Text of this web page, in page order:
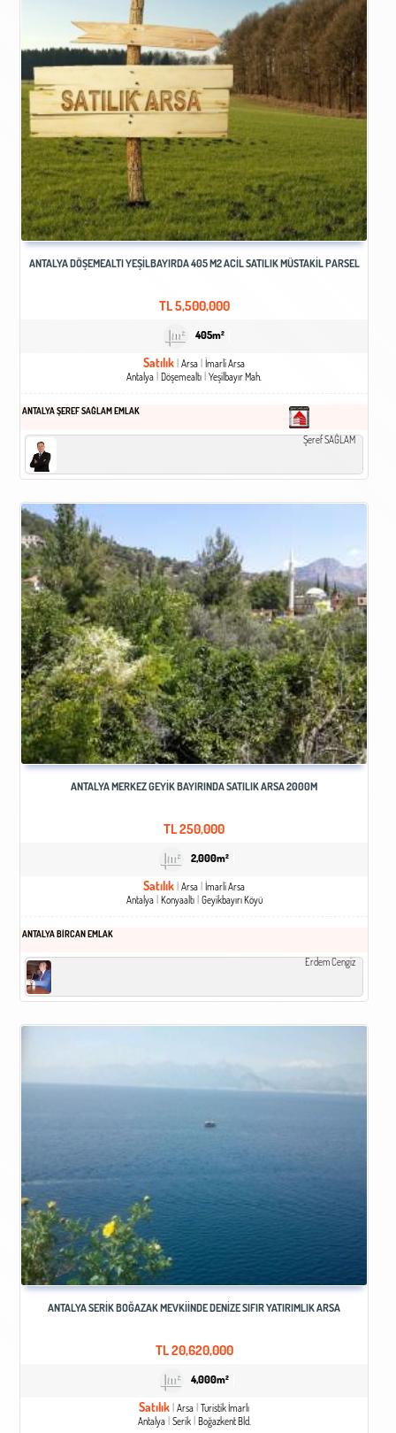
ANTALYA DÖŞEMEALTI YEŞİLBAYIRDA 405 M2 ACİL SATILIK MÜSTAKİL PARSEL
TL5,500,000
405m²
Satılık Arsa
İmarli Arsa
Antalya
Döşemealtı Yeşilbayır Mah.
ANTALYA ŞEREF SAĞLAM EMLAK
Şeref SAĞLAM
ANTALYA MERKEZ GEYİK BAYIRINDA SATILIK ARSA 2000M
TL250,000
2,000m²
Satılık Arsa İmarli Arsa
Antalya
Konyaaltı Geyikbayırı Köyü
ANTALYA BİRCAN EMLAK
Erdem Cengiz
ANTALYA SERIK BOĞAZAK MEVKIINDE DENIZE SIFIR YATIRIMLIK ARSA
TL20,620,000
4,000m²
Satılık Arsa Turistik İmarlı
Antalya
Serik Boğazkent Bld.